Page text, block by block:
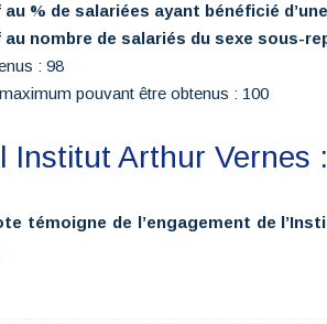
% de salariées ayant bénéficié
nombre de salariés du sexe sous-
: 98
pouvant être obtenus : 100
Institut Arthur Vernes
témoigne de l’engagement de